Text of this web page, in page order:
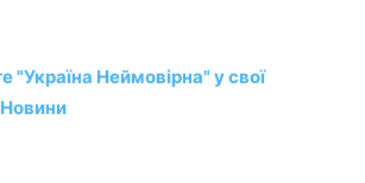
"Україна Неймовірна" у свої